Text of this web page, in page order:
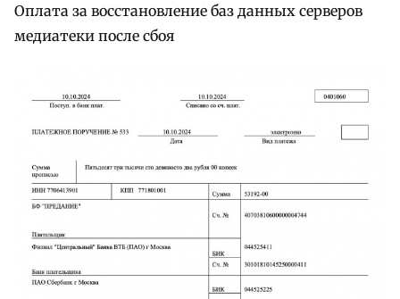
Оплата за восстановление баз данных серверов
медиатеки после сбоя